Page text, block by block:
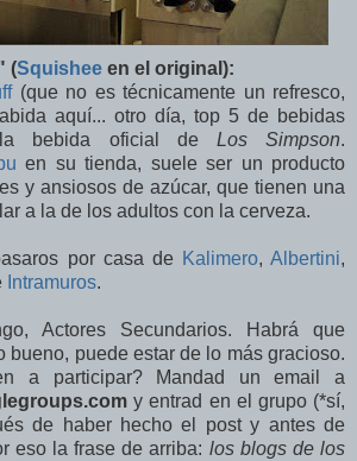
(Squishee en el original):
(que no es técnicamente un refresco,
aquí... otro día, top 5 de bebidas
la bebida oficial de Los Simpson.
en su tienda, suele ser un producto
y ansiosos de azúcar, que tienen una
a la de los adultos con la cerveza.
por casa de Kalimero, Albertini,
Intramuros.
Actores Secundarios. Habrá que
bueno, puede estar de lo más gracioso.
a participar? Mandad un email a
y entrad en el grupo (*sí,
de haber hecho el post y antes de
eso la frase de arriba: los blogs de los